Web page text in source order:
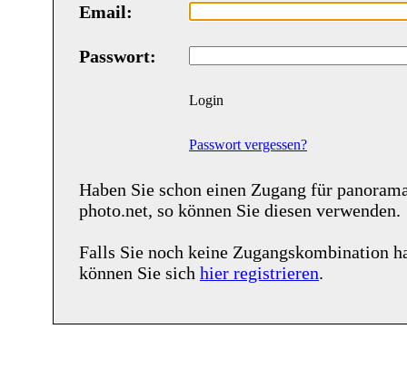
Email:
Passwort:
Login
Passwort vergessen?
Haben Sie schon einen Zugang für
photo.net, so können Sie diesen verwenden.
Falls Sie noch keine Zugangskombination
können Sie sich hier registrieren.